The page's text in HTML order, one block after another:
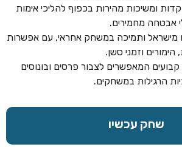
ומשיכות מהירות בכפוף להליכי אימות
אבטחה מחמירים.
ותמיכה במשחק אחראי, עם אפשרות
וזמני סשן.
קבועים המאפשרים לצבור פרסים ובונוסים
הרגילות במשחקים.
שחק עכשיו